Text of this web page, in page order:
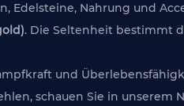
Edelsteine, Nahrung und
. Die Seltenheit bestimmt
und
schauen Sie in unserem